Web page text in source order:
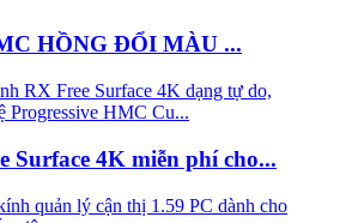
HỒNG ĐỔI MÀU ...
Surface 4K miễn phí cho...